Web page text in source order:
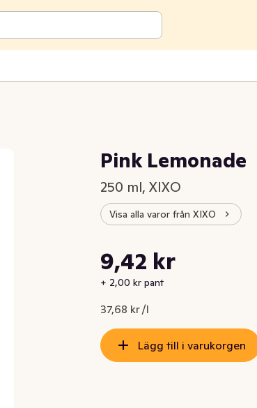
Pink Lemonade
250 ml, XIXO
Visa alla varor från XIXO
Nuvarande pris är: 9,42 kr
9,42 kr
+ 2,00 kr pant
37,68 kr /l
Styckpris: 37,68 kr /l
Lägg till i varukorgen